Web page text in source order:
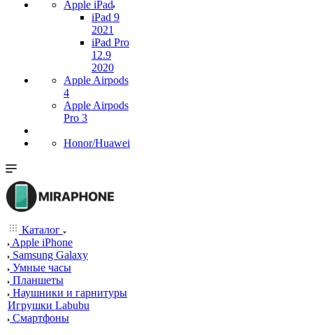
Apple iPad
iPad 9
2021
iPad Pro
12.9
2020
Apple Airpods
4
Apple Airpods
Pro 3
Honor/Huawei
Каталог
Apple iPhone
Samsung Galaxy
Умные часы
Планшеты
Наушники и гарнитуры
Игрушки Labubu
Смартфоны